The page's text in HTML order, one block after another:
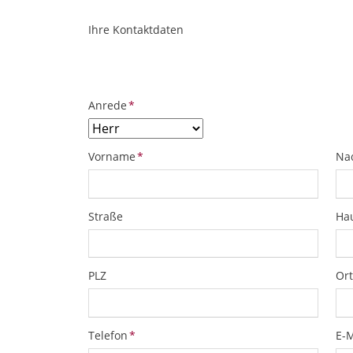
ObjektPlatzhalter
URL
Ihre Kontaktdaten
Pflichtfeld
Anrede*
Pflichtfeld
Vorname*
Straße
PLZ Ort
Pflichtfeld
Telefon* E-